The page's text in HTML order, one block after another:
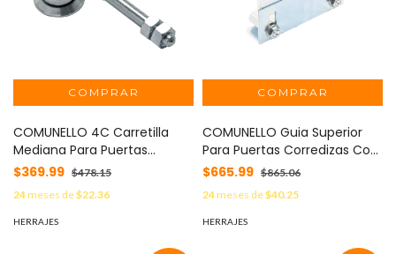
COMUNELLO 4C Carretilla
Mediana Para Puertas
Colgantes / Fabricada en
Acero Galvanizado 10101110001
$369.99 $478.15
24meses de$22.36
HERRAJES
COMUNELLO Guia Superior
Para Puertas Corredizas Con
4 Rodillos de 30 mm 1130-
$665.99 $865.06
24meses de$40.25
HERRAJES